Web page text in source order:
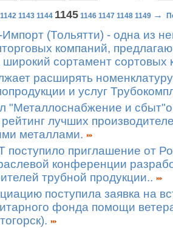
1142 1143 1144 1145 1146 1147 1148 1149 →
(Тольятти) - одна из
компаний,
широкий сортамент сортовых
расширять
и услуг
"Металлоснабжение и
лучших
металлами.
поступило приглашение от
конференции
трубной продукции..
поступила заявка на
фонда помощи